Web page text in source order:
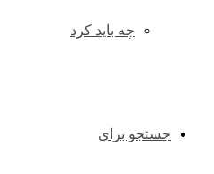
چه باید کرد
جستجو برای